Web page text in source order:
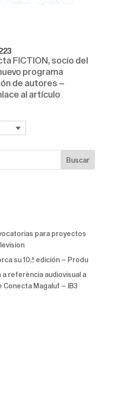
FICTION, socio del
programa
de autores –
al artículo
para proyectos
su 10.ª edición – Produ
a referència audiovisual a
Conecta Magaluf – IB3